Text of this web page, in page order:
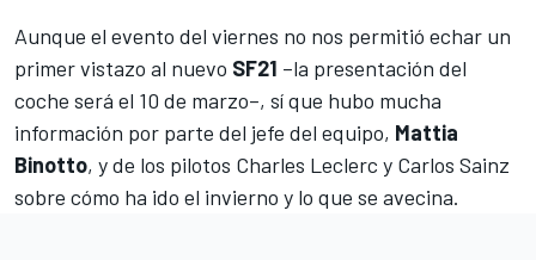
Aunque el evento del viernes no nos permitió echar un
primer vistazo al nuevo SF21 –la presentación del
coche será el 10 de marzo–, sí que hubo mucha
información por parte del jefe del equipo, Mattia
Binotto, y de los pilotos Charles Leclerc y Carlos Sainz
sobre cómo ha ido el invierno y lo que se avecina.